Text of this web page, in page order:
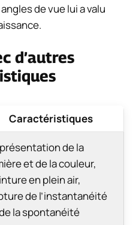
de vue lui a valu
d’autres
Caractéristiques
de la
et de la couleur,
en plein air,
de l’instantanéité
la spontanéité